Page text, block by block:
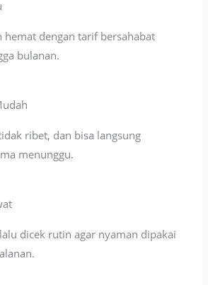
hemat dengan tarif bersahabat
bulanan.
ribet, dan bisa langsung
menunggu.
dicek rutin agar nyaman dipakai